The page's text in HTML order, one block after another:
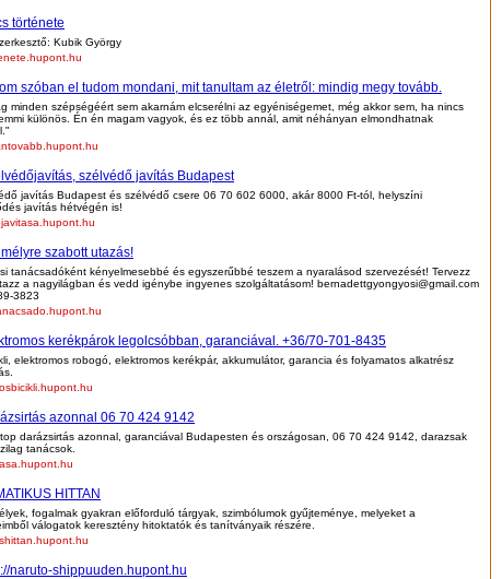
története
Kubik György
szóban el tudom mondani, mit tanultam az életről: mindig megy tovább.
minden szépségéért sem akarnám elcserélni az egyéniségemet, még akkor sem, ha nincs
különös. Én én magam vagyok, és ez több annál, amit néhányan elmondhatnak
szélvédő javítás Budapest
javítás Budapest és szélvédő csere 06 70 602 6000, akár 8000 Ft-tól, helyszíni
javítás hétvégén is!
szabott utazás!
tanácsadóként kényelmesebbé és egyszerűbbé teszem a nyaralásod szervezését! Tervezz
a nagyilágban és vedd igénybe ingyenes szolgáltatásom! bernadettgyongyosi@gmail.com
3823
kerékpárok legolcsóbban, garanciával. +36/70-701-8435
elektromos robogó, elektromos kerékpár, akkumulátor, garancia és folyamatos alkatrész
azonnal 06 70 424 9142
darázsirtás azonnal, garanciával Budapesten és országosan, 06 70 424 9142, darazsak
tanácsok.
HITTAN
fogalmak gyakran előforduló tárgyak, szimbólumok gyűjteménye, melyeket a
válogatok keresztény hitoktatók és tanítványaik részére.
naruto-shippuuden.hupont.hu